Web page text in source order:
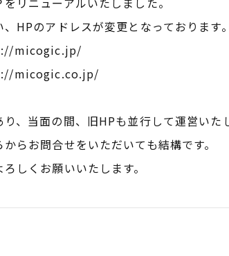
HPのアドレスが変更となっております。
micogic.jp/
micogic.co.jp/
、当面の間、旧HPも並行して運営いた
らお問合せをいただいても結構です。
しくお願いいたします。